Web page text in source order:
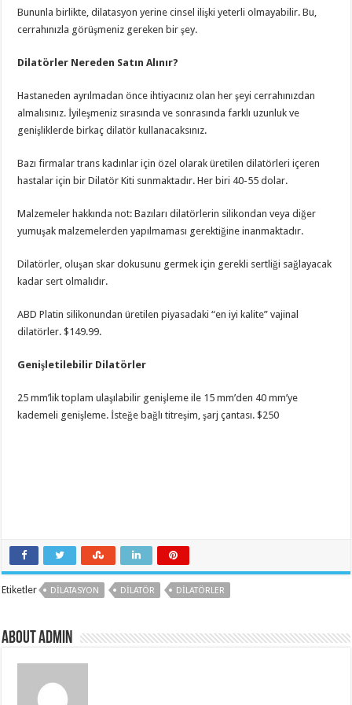
Bununla birlikte, dilatasyon yerine cinsel ilişki yeterli olmayabilir. Bu,
cerrahınızla görüşmeniz gereken bir şey.
Dilatörler Nereden Satın Alınır?
Hastaneden ayrılmadan önce ihtiyacınız olan her şeyi cerrahınızdan
almalısınız. İyileşmeniz sırasında ve sonrasında farklı uzunluk ve
genişliklerde birkaç dilatör kullanacaksınız.
Bazı firmalar trans kadınlar için özel olarak üretilen dilatörleri içeren
hastalar için bir Dilatör Kiti sunmaktadır. Her biri 40-55 dolar.
Malzemeler hakkında not: Bazıları dilatörlerin silikondan veya diğer
yumuşak malzemelerden yapılmaması gerektiğine inanmaktadır.
Dilatörler, oluşan skar dokusunu germek için gerekli sertliği sağlayacak
kadar sert olmalıdır.
ABD Platin silikonundan üretilen piyasadaki “en iyi kalite” vajinal
dilatörler. $149.99.
Genişletilebilir Dilatörler
25 mm’lik toplam ulaşılabilir genişleme ile 15 mm’den 40 mm’ye
kademeli genişleme. İsteğe bağlı titreşim, şarj çantası. $250
Etiketler DILATASYON DILATÖR DILATÖRLER
About admin